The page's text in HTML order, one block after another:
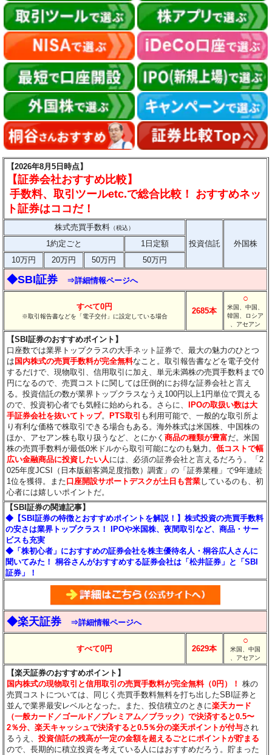
【2026年8月5日時点】
【証券会社おすすめ比較】
手数料、取引ツールetc.で総合比較！ おすすめネッ
ト証券はココだ！
株式売買手数料 （税込）
投資信託 外国株
1約定ごと
1日定額
10万円
20万円 50万円 50万円
◆SBI証券 ⇒詳細情報ページへ
すべて0円
※取引報告書などを「電子交付」に設定している場合
2685本
○
米国、中国、
韓国、ロシア
、アセアン
【SBI証券のおすすめポイント】
口座数では業界トップクラスの大手ネット証券で、最大の魅力のひとつ
は 国内株式の売買手数料が完全無料なこと。取引報告書などを電子交付
するだけで、現物取引、信用取引に加え、単元未満株の売買手数料まで0
円になるので、売買コストに関しては圧倒的にお得な証券会社と言え
る。投資信託の数が業界トップクラスなうえ100円以上1円単位で買える
ので、投資初心者でも気軽に始められる。さらに、
IPOの取扱い数は大
手証券会社を抜いてトップ。 PTS取引 も利用可能で、一般的な取引所よ
り有利な価格で株取引できる場合もある。海外株式は米国株、中国株の
ほか、アセアン株も取り扱うなど、とにかく商品の種類が豊富だ。米国
株の売買手数料が最低0米ドルから取引可能になのも魅力。低コストで幅
広い金融商品に投資したい人には、必須の証券会社と言えるだろう。「2
025年度JCSI（日本版顧客満足度指数）調査」の「証券業種」で9年連続
1位を獲得。また口座開設サポートデスクが土日も営業しているのも、初
心者には嬉しいポイントだ。
【SBI証券の関連記事】
◆【SBI証券の特徴とおすすめポイントを解説！】株式投資の売買手数料
の安さは業界トップクラス！ IPOや米国株、夜間取引など、商品・サー
ビスも充実
◆「株初心者」におすすめの証券会社を株主優待名人・桐谷広人さんに
聞いてみた！ 桐谷さんがおすすめする証券会社は「松井証券」と「SBI
証券」！
◆楽天証券 ⇒詳細情報ページへ
すべて0円 2629本
○
米国、中国
、アセアン
【楽天証券のおすすめポイント】
国内株式の現物取引と信用取引の売買手数料が完全無料（0円）！ 株の
売買コストについては、同じく売買手数料無料を打ち出したSBI証券と
並んで業界最安レベルとなった。また、投信積立のときに楽天カード
（一般カード／ゴールド／プレミアム／ブラック）で決済すると0.5〜
2％分、楽天キャッシュで決済すると0.5％分の楽天ポイントが付与され
るうえ、投資信託の残高が一定の金額を超えるごとにポイントが貯まる
ので、長期的に積立投資を考えている人にはおすすめだろう。貯まった